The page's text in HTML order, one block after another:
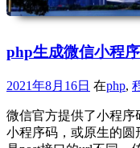
php生成微信小程
2021年8月16日 在php,
微信官方提供了小程
小程序码，或原生的圆